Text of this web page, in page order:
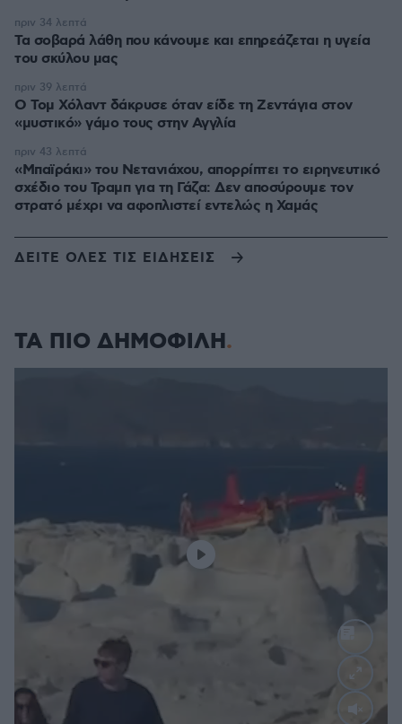
Τα σοβαρά λάθη που κάνουμε και επηρεάζεται η υγεία
του σκύλου μας
πριν 34 λεπτά
Ο Τομ Χόλαντ δάκρυσε όταν είδε τη Ζεντάγια στον
«μυστικό» γάμο τους στην Αγγλία
πριν 39 λεπτά
«Μπαϊράκι» του Νετανιάχου, απορρίπτει το ειρηνευτικό
σχέδιο του Τραμπ για τη Γάζα: Δεν αποσύρουμε τον
στρατό μέχρι να αφοπλιστεί εντελώς η Χαμάς
πριν 43 λεπτά
ΔΕΙΤΕ ΟΛΕΣ ΤΙΣ ΕΙΔΗΣΕΙΣ
ΤΑ ΠΙΟ ΔΗΜΟΦΙΛΗ